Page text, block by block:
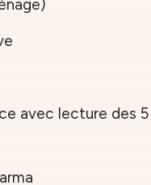
avec lecture des 5